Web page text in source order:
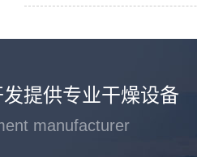
提供专业干燥设备
manufacturer